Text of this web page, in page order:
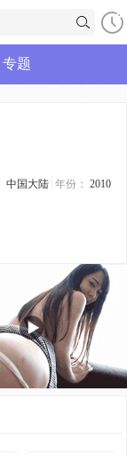
专题
中国大陆 年份： 2010